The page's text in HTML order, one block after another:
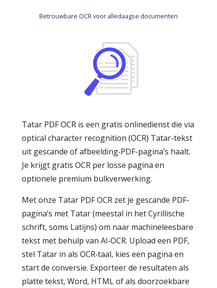
Betrouwbare OCR voor alledaagse documenten
Tatar PDF OCR is een gratis onlinedienst die via
optical character recognition (OCR) Tatar-tekst
uit gescande of afbeelding‑PDF-pagina’s haalt.
Je krijgt gratis OCR per losse pagina en
optionele premium bulkverwerking.
Met onze Tatar PDF OCR zet je gescande PDF-
pagina’s met Tatar (meestal in het Cyrillische
schrift, soms Latijns) om naar machineleesbare
tekst met behulp van AI‑OCR. Upload een PDF,
stel Tatar in als OCR‑taal, kies een pagina en
start de conversie. Exporteer de resultaten als
platte tekst, Word, HTML of als doorzoekbare